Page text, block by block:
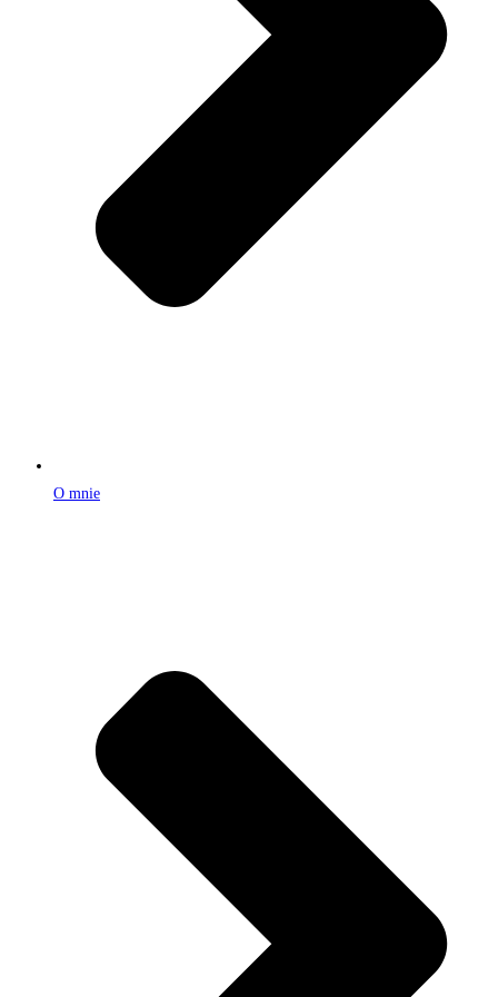
O mnie